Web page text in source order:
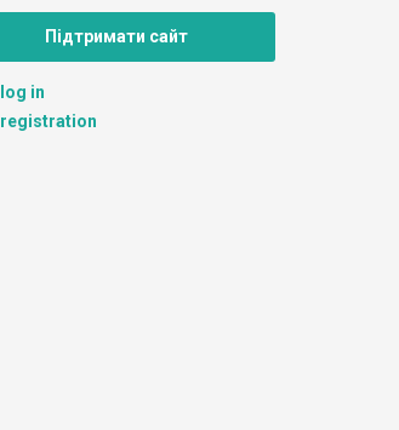
Підтримати сайт
log in
registration